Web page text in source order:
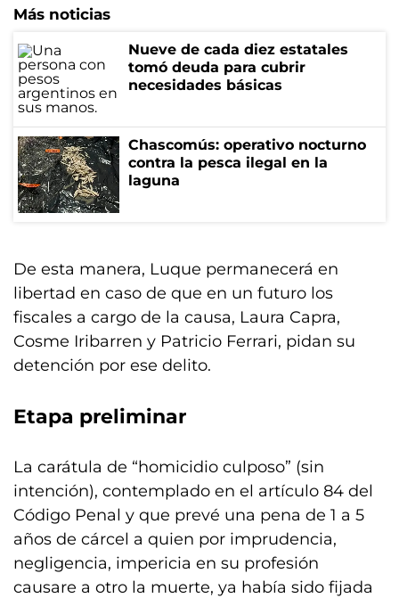
Más noticias
Nueve de cada diez estatales
tomó deuda para cubrir
necesidades básicas
Chascomús: operativo nocturno
contra la pesca ilegal en la
laguna
De esta manera, Luque permanecerá en
libertad en caso de que en un futuro los
fiscales a cargo de la causa, Laura Capra,
Cosme Iribarren y Patricio Ferrari, pidan su
detención por ese delito.
Etapa preliminar
La carátula de “homicidio culposo” (sin
intención), contemplado en el artículo 84 del
Código Penal y que prevé una pena de 1 a 5
años de cárcel a quien por imprudencia,
negligencia, impericia en su profesión
causare a otro la muerte, ya había sido fijada